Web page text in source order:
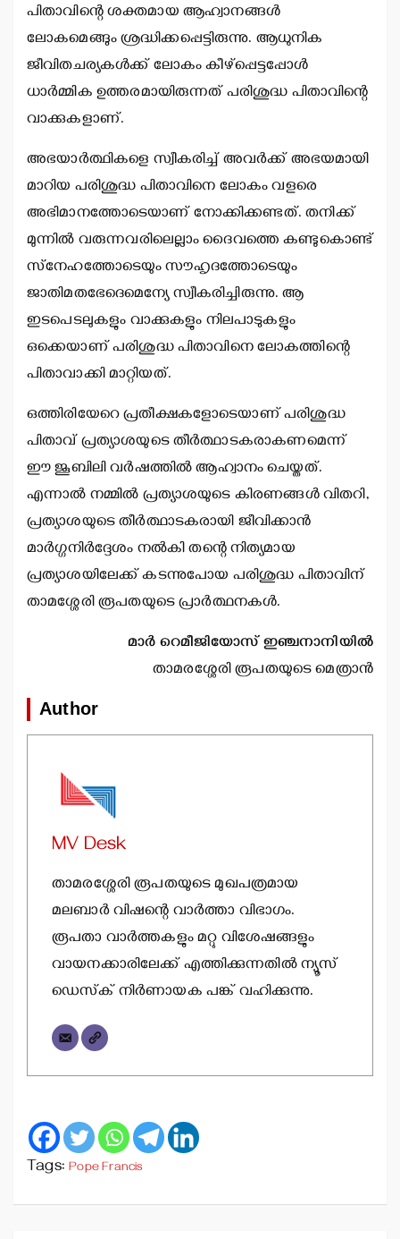
പിതാവിന്റെ ശക്തമായ ആഹ്വാനങ്ങള്‍
ലോകമെങ്ങും ശ്രദ്ധിക്കപ്പെട്ടിരുന്നു. ആധുനിക
ജീവിതചര്യകള്‍ക്ക് ലോകം കീഴ്‌പ്പെട്ടപ്പോള്‍
ധാര്‍മ്മിക ഉത്തരമായിരുന്നത് പരിശുദ്ധ പിതാവിന്റെ
വാക്കുകളാണ്.
അഭയാര്‍ത്ഥികളെ സ്വീകരിച്ച് അവര്‍ക്ക് അഭയമായി
മാറിയ പരിശുദ്ധ പിതാവിനെ ലോകം വളരെ
അഭിമാനത്തോടെയാണ് നോക്കിക്കണ്ടത്. തനിക്ക്
മുന്നില്‍ വരുന്നവരിലെല്ലാം ദൈവത്തെ കണ്ടുകൊണ്ട്
സ്‌നേഹത്തോടെയും സൗഹൃദത്തോടെയും
ജാതിമതഭേദെമെന്യേ സ്വീകരിച്ചിരുന്നു. ആ
ഇടപെടലുകളും വാക്കുകളും നിലപാടുകളും
ഒക്കെയാണ് പരിശുദ്ധ പിതാവിനെ ലോകത്തിന്റെ
പിതാവാക്കി മാറ്റിയത്.
ഒത്തിരിയേറെ പ്രതീക്ഷകളോടെയാണ് പരിശുദ്ധ
പിതാവ് പ്രത്യാശയുടെ തീര്‍ത്ഥാടകരാകണമെന്ന്
ഈ ജൂബിലി വര്‍ഷത്തില്‍ ആഹ്വാനം ചെയ്തത്.
എന്നാല്‍ നമ്മില്‍ പ്രത്യാശയുടെ കിരണങ്ങള്‍ വിതറി,
പ്രത്യാശയുടെ തീര്‍ത്ഥാടകരായി ജീവിക്കാന്‍
മാര്‍ഗ്ഗനിര്‍ദ്ദേശം നല്‍കി തന്റെ നിത്യമായ
പ്രത്യാശയിലേക്ക് കടന്നുപോയ പരിശുദ്ധ പിതാവിന്
താമശ്ശേരി രൂപതയുടെ പ്രാര്‍ത്ഥനകള്‍.
മാര്‍ റെമീജിയോസ് ഇഞ്ചനാനിയില്‍
താമരശ്ശേരി രൂപതയുടെ മെത്രാന്‍
Author
MV Desk
താമരശ്ശേരി രൂപതയുടെ മുഖപത്രമായ
മലബാര്‍ വിഷന്റെ വാര്‍ത്താ വിഭാഗം.
രൂപതാ വാര്‍ത്തകളും മറ്റു വിശേഷങ്ങളും
വായനക്കാരിലേക്ക് എത്തിക്കുന്നതില്‍ ന്യൂസ്
ഡെസ്‌ക് നിര്‍ണായക പങ്ക് വഹിക്കുന്നു.
Tags: Pope Francis